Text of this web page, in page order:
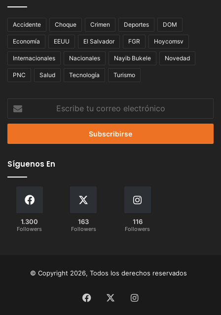
Accidente Choque Crimen Deportes DOM
Economía EEUU El Salvador FGR Hoycomsv
Internacionales Nacionales Nayib Bukele Novedad
PNC Salud Tecnología Turismo
correo
Síguenos En
1.300
Followers
163
Followers
116
Followers
© Copyright 2026, Todos los derechos reservados
Facebook Instagram